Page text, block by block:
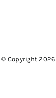
© Copyright